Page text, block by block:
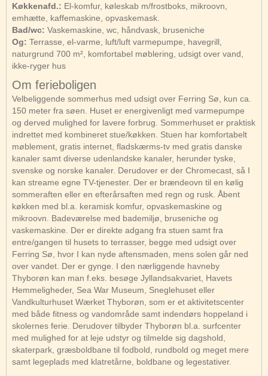
Køkkenafd.: El-komfur, køleskab m/frostboks, mikroovn,
emhætte, kaffemaskine, opvaskemask.
Bad/wc: Vaskemaskine, wc, håndvask, bruseniche
Og: Terrasse, el-varme, luft/luft varmepumpe, havegrill,
naturgrund 700 m², komfortabel møblering, udsigt over vand,
ikke-ryger hus
Om ferieboligen
Velbeliggende sommerhus med udsigt over Ferring Sø, kun ca.
150 meter fra søen. Huset er energivenligt med varmepumpe
og derved mulighed for lavere forbrug. Sommerhuset er praktisk
indrettet med kombineret stue/køkken. Stuen har komfortabelt
møblement, gratis internet, fladskærms-tv med gratis danske
kanaler samt diverse udenlandske kanaler, herunder tyske,
svenske og norske kanaler. Derudover er der Chromecast, så I
kan streame egne TV-tjenester. Der er brændeovn til en kølig
sommeraften eller en efterårsaften med regn og rusk. Åbent
køkken med bl.a. keramisk komfur, opvaskemaskine og
mikroovn. Badeværelse med bademiljø, bruseniche og
vaskemaskine. Der er direkte adgang fra stuen samt fra
entre/gangen til husets to terrasser, begge med udsigt over
Ferring Sø, hvor I kan nyde aftensmaden, mens solen går ned
over vandet. Der er gynge. I den nærliggende havneby
Thyborøn kan man f.eks. besøge Jyllandsakvariet, Havets
Hemmeligheder, Sea War Museum, Sneglehuset eller
Vandkulturhuset Wærket Thyborøn, som er et aktivitetscenter
med både fitness og vandområde samt indendørs hoppeland i
skolernes ferie. Derudover tilbyder Thyborøn bl.a. surfcenter
med mulighed for at leje udstyr og tilmelde sig dagshold,
skaterpark, græsboldbane til fodbold, rundbold og meget mere
samt legeplads med klatretårne, boldbane og legestativer.